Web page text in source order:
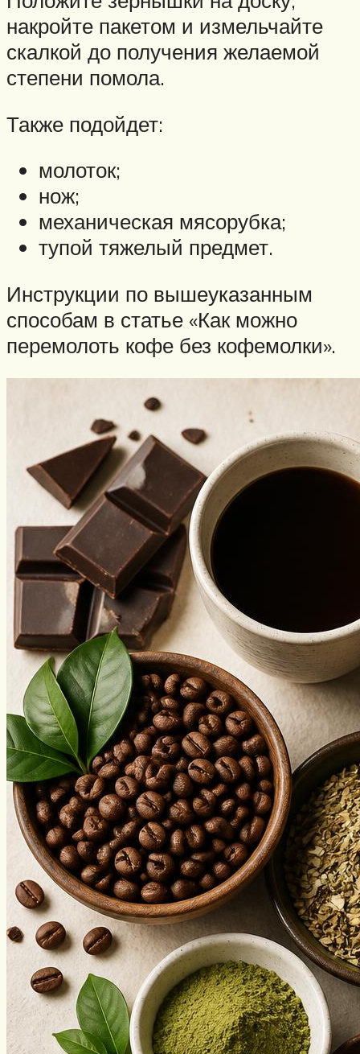
накройте пакетом и измельчайте
скалкой до получения желаемой
степени помола.
Также подойдет:
молоток;
нож;
механическая мясорубка;
тупой тяжелый предмет.
Инструкции по вышеуказанным
способам в статье «Как можно
перемолоть кофе без кофемолки».